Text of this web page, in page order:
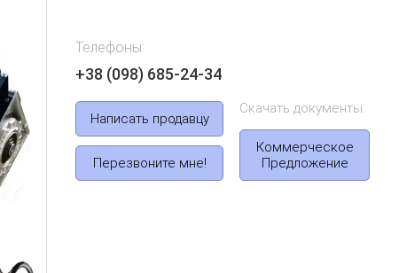
Телефоны:
+38 (098) 685-24-34
Написать продавцу
Перезвоните мне!
Скачать документы:
Коммерческое
Предложение